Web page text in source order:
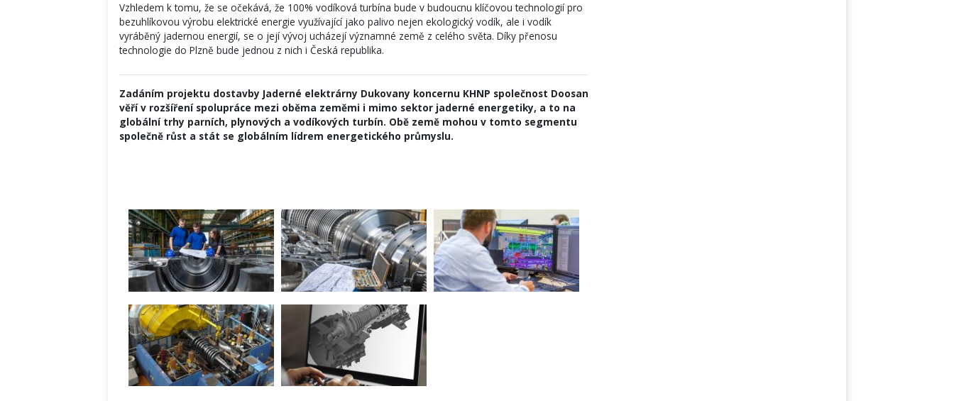
Vzhledem k tomu, že se očekává, že 100% vodíková turbína bude v budoucnu klíčovou technologií pro
bezuhlíkovou výrobu elektrické energie využívající jako palivo nejen ekologický vodík, ale i vodík
vyráběný jadernou energií, se o její vývoj ucházejí významné země z celého světa. Díky přenosu
technologie do Plzně bude jednou z nich i Česká republika.
Zadáním projektu dostavby Jaderné elektrárny Dukovany koncernu KHNP společnost Doosan
věří v rozšíření spolupráce mezi oběma zeměmi i mimo sektor jaderné energetiky, a to na
globální trhy parních, plynových a vodíkových turbín. Obě země mohou v tomto segmentu
společně růst a stát se globálním lídrem energetického průmyslu.